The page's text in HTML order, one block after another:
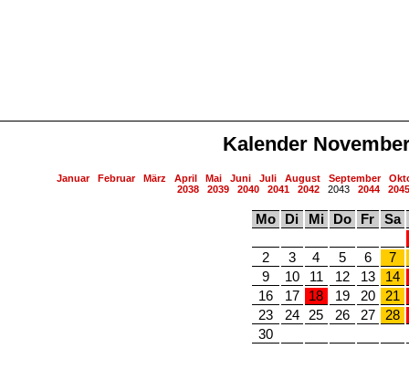
Kalender
Januar Februar März April Mai Juni Juli August September
2038
2039 2040 2041 20422043 2044 2045
Mo Di Mi Do Fr Sa
2 3 4 5 6
7
9
10 11 12 13
14
16
17 18 19 20
21
23
24 25 26 27
28
30